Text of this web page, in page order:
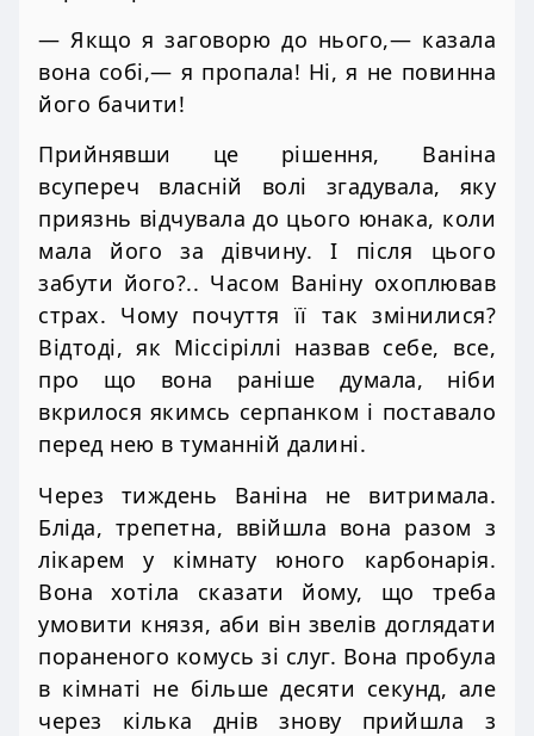
— Якщо я заговорю до нього,— казала
вона собі,— я пропала! Ні, я не повинна
його бачити!
Прийнявши це рішення, Ваніна
всупереч власній волі згадувала, яку
приязнь відчувала до цього юнака, коли
мала його за дівчину. І після цього
забути його?.. Часом Ваніну охоплював
страх. Чому почуття її так змінилися?
Відтоді, як Міссіріллі назвав себе, все,
про що вона раніше думала, ніби
вкрилося якимсь серпанком і поставало
перед нею в туманній далині.
Через тиждень Ваніна не витримала.
Бліда, трепетна, ввійшла вона разом з
лікарем у кімнату юного карбонарія.
Вона хотіла сказати йому, що треба
умовити князя, аби він звелів доглядати
пораненого комусь зі слуг. Вона пробула
в кімнаті не більше десяти секунд, але
через кілька днів знову прийшла з